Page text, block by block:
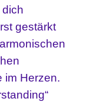
gestärkt
im Herzen.